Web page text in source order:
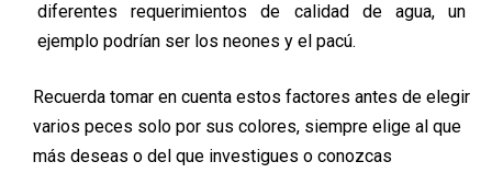
diferentes requerimientos de calidad de agua, un
ejemplo podrían ser los neones y el pacú.
Recuerda tomar en cuenta estos factores antes de elegir
varios peces solo por sus colores, siempre elige al que
más deseas o del que investigues o conozcas